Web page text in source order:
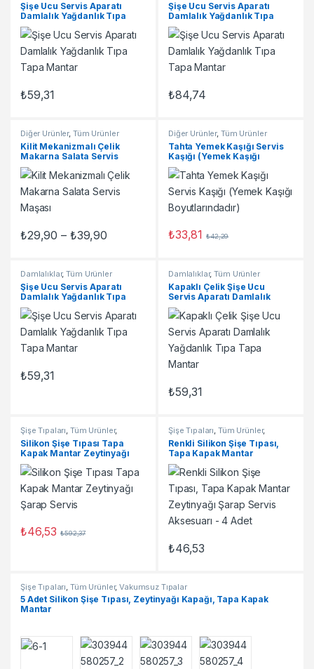
Şişe Ucu Servis Aparatı
Damlalık Yağdanlık Tıpa
Tapa Mantar
₺59,31
Şişe Ucu Servis Aparatı
Damlalık Yağdanlık Tıpa
Tapa Mantar
₺84,74
Diğer Ürünler, Tüm Ürünler
Kilit Mekanizmalı Çelik
Makarna Salata Servis
Maşası
₺29,90 – ₺39,90Fiyat aralığı: ₺29,90 - ₺39,90
Bu ürünün birden fazla varyasyonu var. Seçenekler ürün
Diğer Ürünler, Tüm Ürünler
Tahta Yemek Kaşığı Servis
Kaşığı (Yemek Kaşığı
Boyutlarındadır)
₺33,81 ₺42,29
Damlalıklar,Tüm Ürünler
Şişe Ucu Servis Aparatı
Damlalık Yağdanlık Tıpa
Tapa Mantar
₺59,31
Damlalıklar,Tüm Ürünler
Kapaklı Çelik Şişe Ucu
Servis Aparatı Damlalık
Yağdanlık Tıpa Tapa Mantar
₺59,31
Şişe Tıpaları, Tüm Ürünler,
Vakumsuz Tıpalar
Silikon Şişe Tıpası Tapa
Kapak Mantar Zeytinyağı
Şarap Servis
₺46,53 ₺592,37
Şişe Tıpaları, Tüm Ürünler,
Vakumsuz Tıpalar
Renkli Silikon Şişe Tıpası,
Tapa Kapak Mantar
Zeytinyağı Şarap Servis
Aksesuarı – 4 Adet
₺46,53
Şişe Tıpaları Tüm Ürünler,Vakumsuz Tıpalar
5 Adet Silikon Şişe Tıpası, Zeytinyağı Kapağı, Tapa Kapak
Mantar